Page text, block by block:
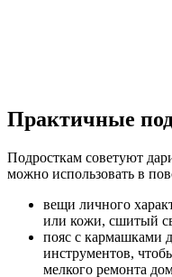
Практичные
Подросткам советуют
можно использовать в
вещи личного
или кожи, сшитый
пояс с кармашками
инструментов,
мелкого ремонта